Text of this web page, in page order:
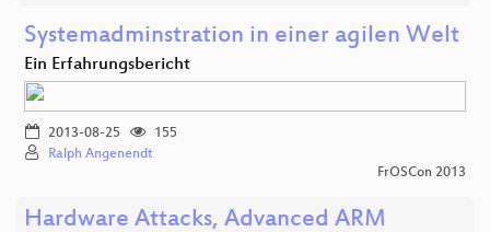
Systemadminstration in einer agilen Welt
Ein Erfahrungsbericht
2013-08-25
155
Ralph Angenendt
FrOSCon 2013
Hardware Attacks, Advanced ARM